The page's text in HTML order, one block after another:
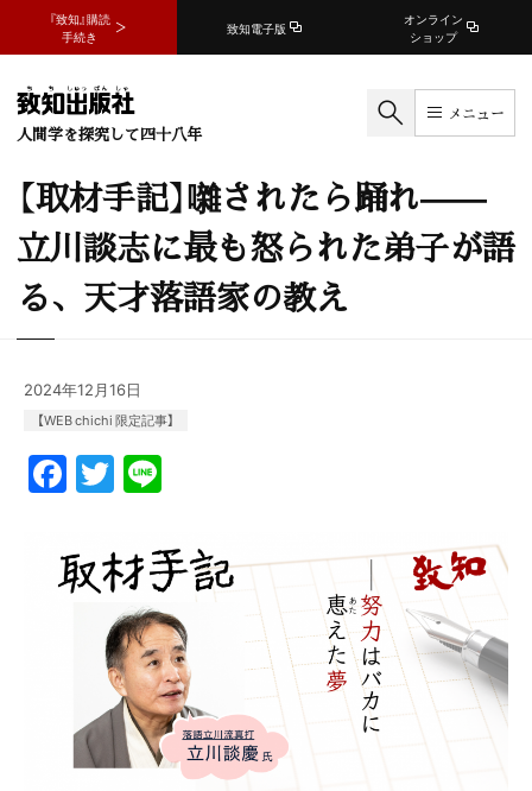
『致知』購読
手続き
致知電子版
オンライン
ショップ
人間学を探究して四十八年
メニュー
【取材手記】囃されたら踊れ——
立川談志に最も怒られた弟子が語
る、天才落語家の教え
2024年12月16日
【WEB chichi 限定記事】
F
a
c
e
k
T
w
itt
er
e